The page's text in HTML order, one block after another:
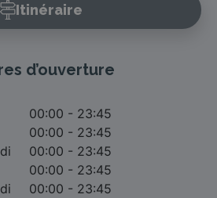
Itinéraire
d’ouverture
00:00 - 23:45
00:00 - 23:45
00:00 - 23:45
00:00 - 23:45
00:00 - 23:45